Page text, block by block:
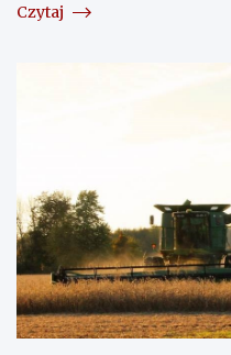
Czytaj